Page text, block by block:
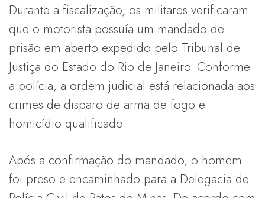
Durante a fiscalização, os militares verificaram
que o motorista possuía um mandado de
prisão em aberto expedido pelo Tribunal de
Justiça do Estado do Rio de Janeiro. Conforme
a polícia, a ordem judicial está relacionada aos
crimes de disparo de arma de fogo e
homicídio qualificado.
Após a confirmação do mandado, o homem
foi preso e encaminhado para a Delegacia de